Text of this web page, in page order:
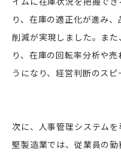
り、在庫の適正化が進み
削減が実現しました。ま
り、在庫の回転率分析や
うになり、経営判断のスピ
次に、人事管理システム
堅製造業では、従業員の